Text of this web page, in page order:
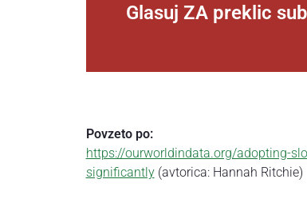
Glasuj ZA preklic
Povzeto po:
https://ourworldindata.org/adopting-
significantly(avtorica: Hannah Ritchie)